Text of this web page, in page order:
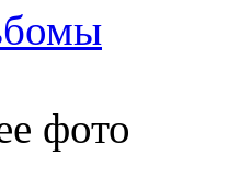
фото